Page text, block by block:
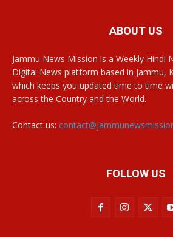
ABOUT US
Jammu News Mission is a Weekly Hindi
Digital News platform based in Jammu,
which keeps you updated time to time
across the Country and the World.
Contact us:
FOLLOW US